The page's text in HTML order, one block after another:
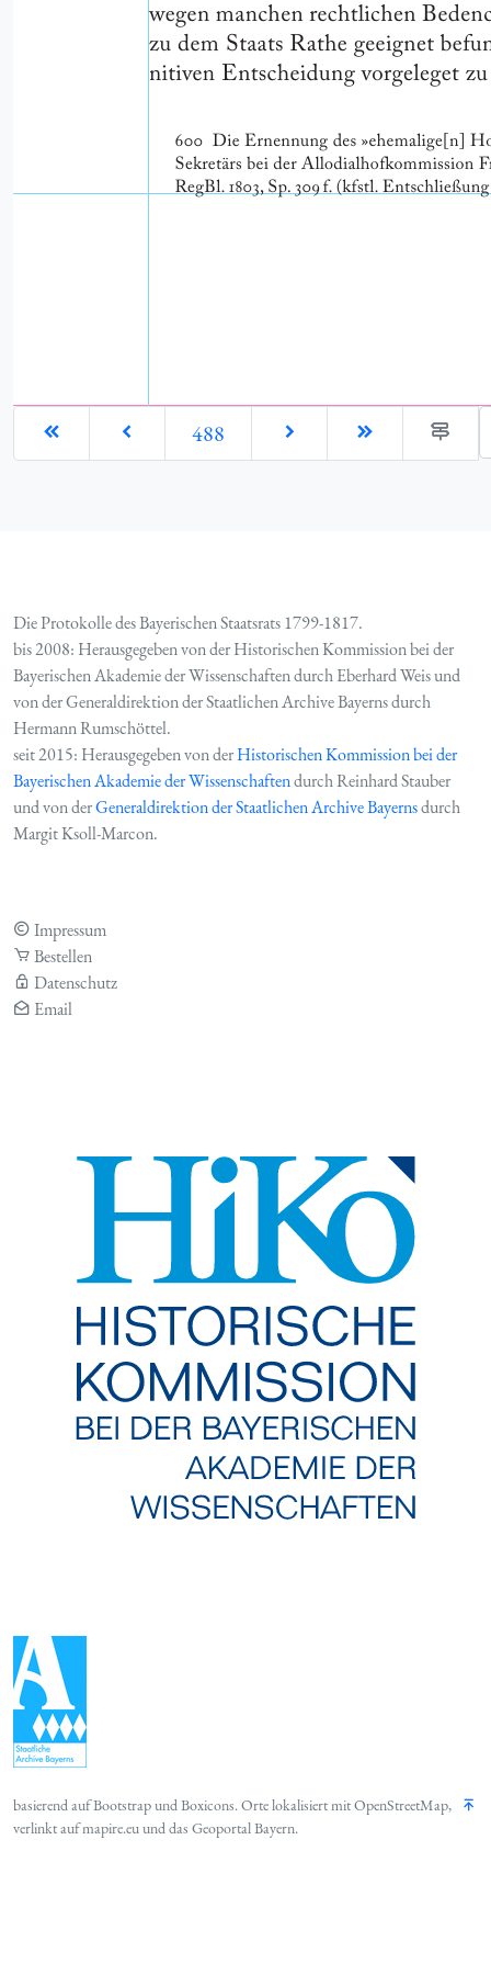
488
Die Protokolle des Bayerischen Staatsrats 1799-1817.
bis 2008: Herausgegeben von der Historischen Kommission bei der
Bayerischen Akademie der Wissenschaften durch Eberhard Weis und
von der Generaldirektion der Staatlichen Archive Bayerns durch
Hermann Rumschöttel.
seit 2015: Herausgegeben von derHistorischen Kommission bei der
Bayerischen Akademie der Wissenschaftendurch Reinhard Stauber
und von derGeneraldirektion der Staatlichen Archive Bayernsdurch
Margit Ksoll-Marcon.
Impressum
Bestellen
Datenschutz
Email
basierend aufBootstrapundBoxicons. Orte lokalisiert mitOpenStreetMap,
verlinkt aufmapire.euund das Geoportal Bayern.